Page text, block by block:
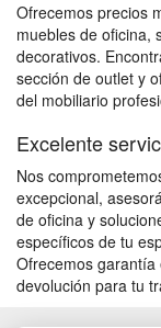
Ofrecemos precios
muebles de oficina,
decorativos.
sección de outlet y
del mobiliario
Excelente
Nos
excepcional,
de oficina y
específicos de tu
Ofrecemos
devolución para tu